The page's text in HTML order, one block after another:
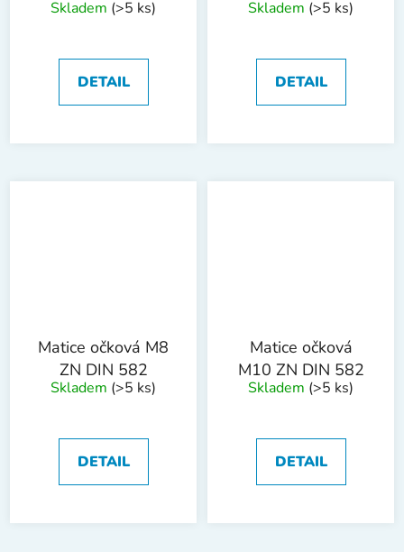
Skladem (>5 ks)
DETAIL
Skladem (>5 ks)
DETAIL
Matice očková M8
ZN DIN 582
Skladem (>5 ks)
DETAIL
Matice očková
M10 ZN DIN 582
Skladem (>5 ks)
DETAIL